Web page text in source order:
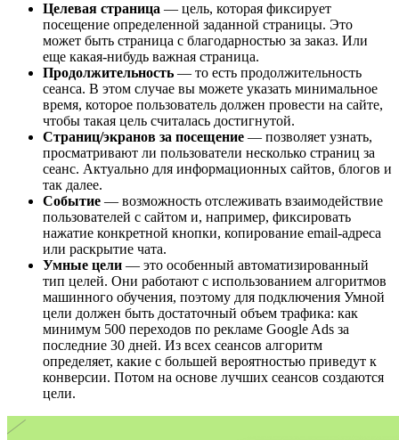
Целевая страница — цель, которая фиксирует
посещение определенной заданной страницы. Это
может быть страница с благодарностью за заказ. Или
еще какая-нибудь важная страница.
Продолжительность — то есть продолжительность
сеанса. В этом случае вы можете указать минимальное
время, которое пользователь должен провести на сайте,
чтобы такая цель считалась достигнутой.
Страниц/экранов за посещение — позволяет узнать,
просматривают ли пользователи несколько страниц за
сеанс. Актуально для информационных сайтов, блогов и
так далее.
Событие — возможность отслеживать взаимодействие
пользователей с сайтом и, например, фиксировать
нажатие конкретной кнопки, копирование email-адреса
или раскрытие чата.
Умные цели — это особенный автоматизированный
тип целей. Они работают с использованием алгоритмов
машинного обучения, поэтому для подключения Умной
цели должен быть достаточный объем трафика: как
минимум 500 переходов по рекламе Google Ads за
последние 30 дней. Из всех сеансов алгоритм
определяет, какие с большей вероятностью приведут к
конверсии. Потом на основе лучших сеансов создаются
цели.